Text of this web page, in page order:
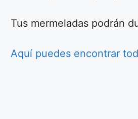
Tus mermeladas podrán
Aquí puedes encontrar